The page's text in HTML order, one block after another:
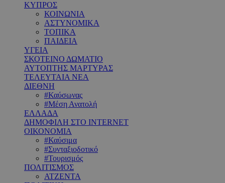
ΚΥΠΡΟΣ
ΚΟΙΝΩΝΙΑ
ΑΣΤΥΝΟΜΙΚΑ
ΤΟΠΙΚΑ
ΠΑΙΔΕΙΑ
ΥΓΕΙΑ
ΣΚΟΤΕΙΝΟ ΔΩΜΑΤΙΟ
ΑΥΤΟΠΤΗΣ ΜΑΡΤΥΡΑΣ
ΤΕΛΕΥΤΑΙΑ ΝΕΑ
ΔΙΕΘΝΗ
#Καύσωνας
#Μέση Ανατολή
ΕΛΛΑΔΑ
ΔΗΜΟΦΙΛΗ ΣΤΟ INTERNET
ΟΙΚΟΝΟΜΙΑ
#Καύσιμα
#Συνταξιοδοτικό
#Τουρισμός
ΠΟΛΙΤΙΣΜΟΣ
ΑΤΖΕΝΤΑ